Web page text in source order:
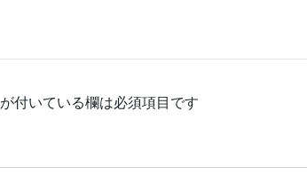
が付いている欄は必須項目です